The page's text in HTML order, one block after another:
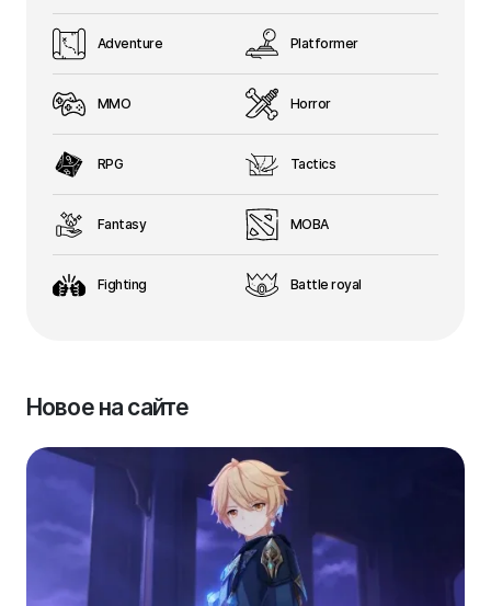
Adventure
MMO
RPG
Fantasy
Fighting
Platformer
Horror
Tactics
MOBA
Battle royal
Новое на сайте